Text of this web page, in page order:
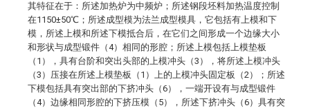
其特征在于：所述加热炉为中频炉；所述钢段坯料加热温度控制
在1150±50℃；所述成型模为法兰成型模具，它包括有上模和下
模，所述上模和所述下模抵合后，在它们之间形成一个边缘大小
和形状与成型锻件（4）相同的形腔；所述上模包括上模垫板
（1），具有台阶和突出头部的上模冲头（3），将所述上模冲头
（3）压接在所述上模垫板（1）上的上模冲头固定板（2）；所述
下模包括具有突出部的下挤冲头（6），一端开设有与成型锻件
（4）边缘相同形腔的下挤压模（5），所述下挤冲头（6）具有突